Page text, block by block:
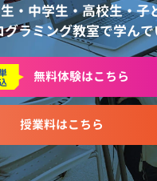
・中学生・高校生・子
グラミング教室で学ん
授業料はこちら
無料体験はこちら